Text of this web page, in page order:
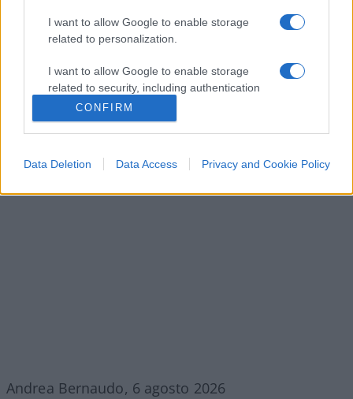
I want to allow Google to enable storage
related to personalization.
I want to allow Google to enable storage
related to security, including authentication
functionality and fraud prevention, and other
user protection.
CONFIRM
Data Deletion Data Access Privacy and Cookie Policy
Nonostante questo i sinistri hanno sempre
ed un uomo molto intelligente a cui va il mio
saluto sincero e tanta gratitudine per molte delle
sue indimenticabili strofe.
Andrea Bernaudo, 6 agosto 2026